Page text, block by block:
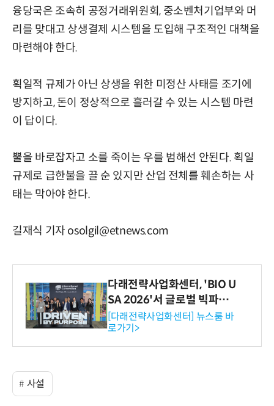
융당국은 조속히 공정거래위원회, 중소벤처기업부와 머
리를 맞대고 상생결제 시스템을 도입해 구조적인 대책을
마련해야 한다.
획일적 규제가 아닌 상생을 위한 미정산 사태를 조기에
방지하고, 돈이 정상적으로 흘러갈 수 있는 시스템 마련
이 답이다.
뿔을 바로잡자고 소를 죽이는 우를 범해선 안된다. 획일
규제로 급한불을 끌 순 있지만 산업 전체를 훼손하는 사
태는 막아야 한다.
길재식 기자 osolgil@etnews.com
다래전략사업화센터, 'BIO U
SA 2026'서 글로벌 빅파마
와의 비즈니스 미팅 지원…K
-바이오 해외 진출 교두보 확
보
[다래전략사업화센터] 뉴스룸 바
로가기>
사설